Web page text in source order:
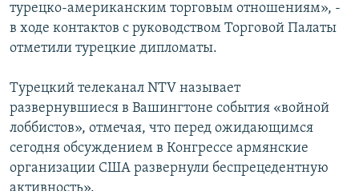
турецко-американским торговым отношениям», -
в ходе контактов с руководством Торговой Палаты
отметили турецкие дипломаты.
Турецкий телеканал NTV называет
развернувшиеся в Вашингтоне события «войной
лоббистов», отмечая, что перед ожидающимся
сегодня обсуждением в Конгрессе армянские
организации США развернули беспрецедентную